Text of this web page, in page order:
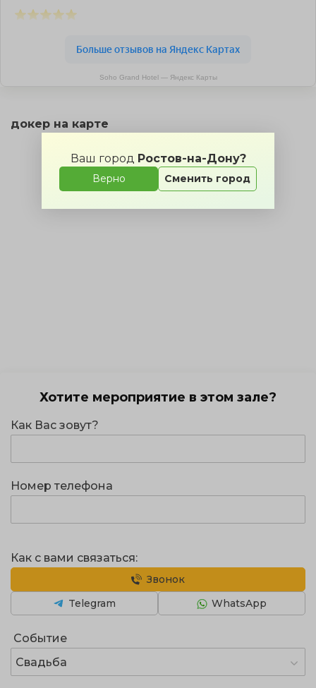
Ваш город Ростов-на-Дону?
Верно Сменить город
Soho Grand Hotel — Яндекс Карты
докер на карте
Хотите мероприятие в этом зале?
Как Вас зовут?
Номер телефона
Событие
Свадьба
Как с вами связаться:
Звонок
WhatsApp
Telegram